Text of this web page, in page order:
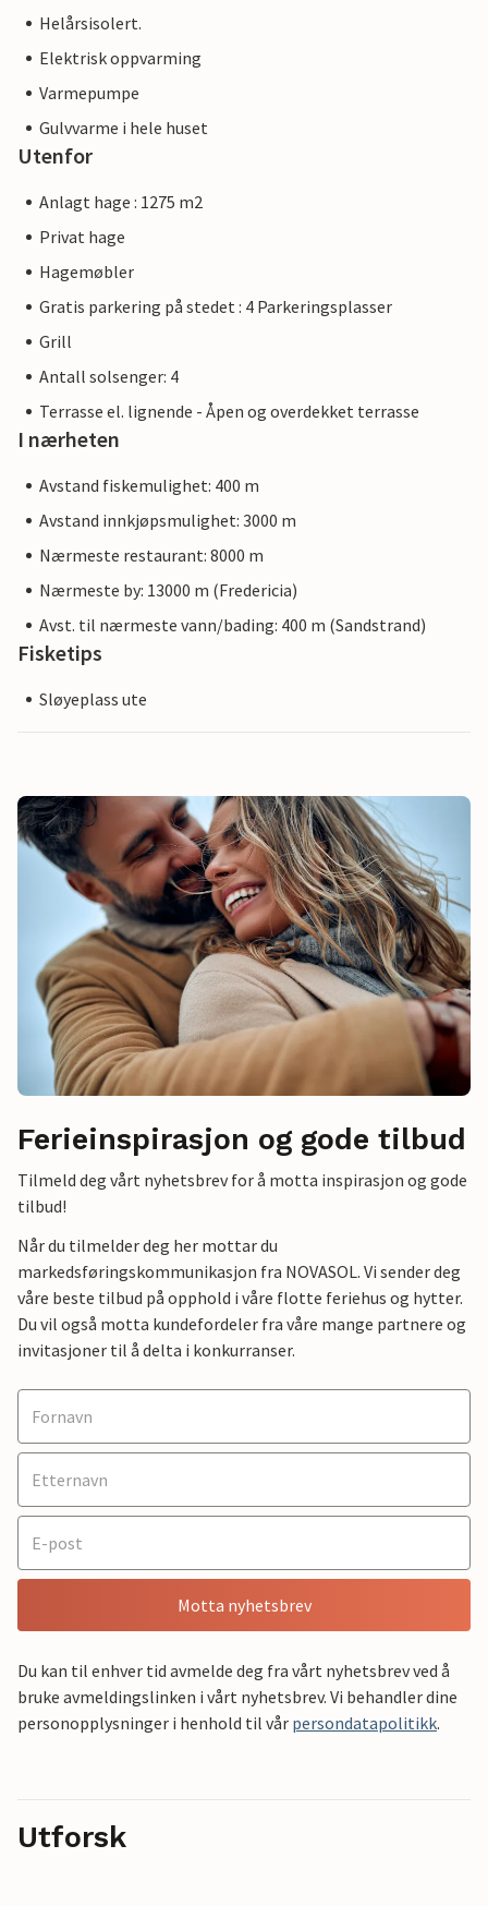
Helårsisolert.
Elektrisk oppvarming
Varmepumpe
Gulvvarme i hele huset
Utenfor
Anlagt hage : 1275 m2
Privat hage
Hagemøbler
Gratis parkering på stedet : 4 Parkeringsplasser
Grill
Antall solsenger: 4
Terrasse el. lignende - Åpen og overdekket terrasse
I nærheten
Avstand fiskemulighet: 400 m
Avstand innkjøpsmulighet: 3000 m
Nærmeste restaurant: 8000 m
Nærmeste by: 13000 m (Fredericia)
Avst. til nærmeste vann/bading: 400 m (Sandstrand)
Fisketips
Sløyeplass ute
Ferieinspirasjon og gode tilbud
Tilmeld deg vårt nyhetsbrev for å motta inspirasjon og gode
tilbud!
Når du tilmelder deg her mottar du
markedsføringskommunikasjon fra NOVASOL. Vi sender deg
våre beste tilbud på opphold i våre flotte feriehus og hytter.
Du vil også motta kundefordeler fra våre mange partnere og
invitasjoner til å delta i konkurranser.
Motta nyhetsbrev
Du kan til enhver tid avmelde deg fra vårt nyhetsbrev ved å
bruke avmeldingslinken i vårt nyhetsbrev. Vi behandler dine
personopplysninger i henhold til vår persondatapolitikk.
Utforsk